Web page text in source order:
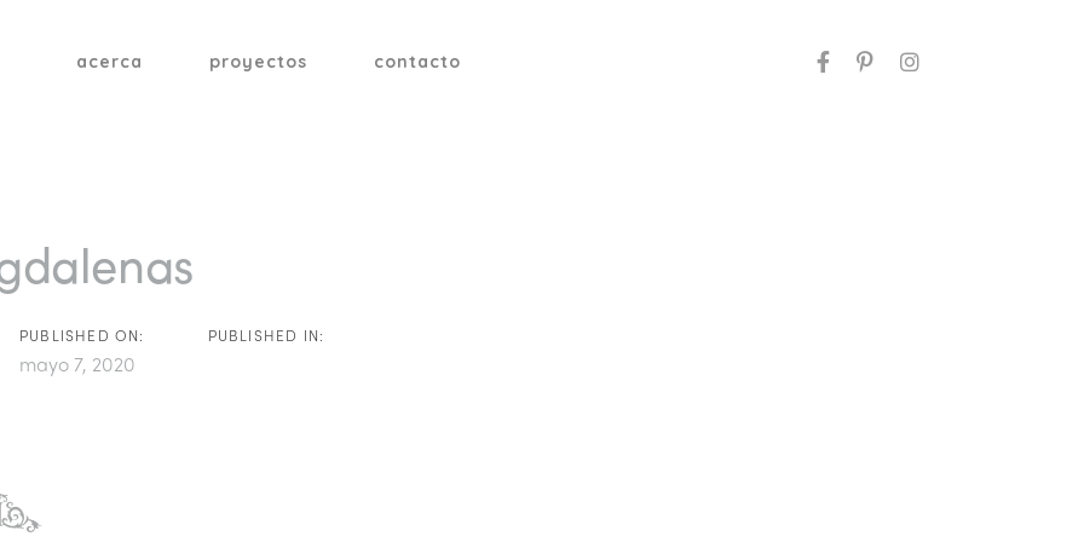
acerca proyectos contacto
PUBLISHED ON:
mayo 7, 2020
PUBLISHED IN: